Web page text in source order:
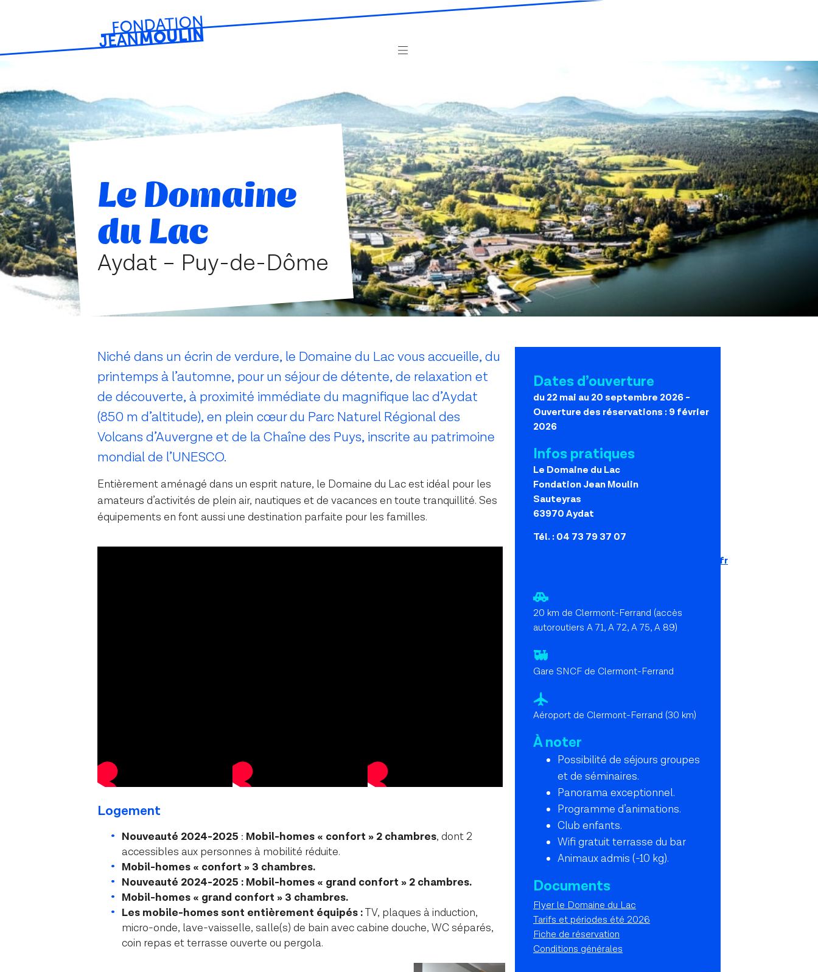
Le Domaine
du Lac
Aydat – Puy-de-Dôme
Niché dans un écrin de verdure, le Domaine du Lac vous accueille, du
printemps à l’automne, pour un séjour de détente, de relaxation et
de découverte, à proximité immédiate du magnifique lac d’Aydat
(850 m d’altitude), en plein cœur du Parc Naturel Régional des
Volcans d’Auvergne et de la Chaîne des Puys, inscrite au patrimoine
mondial de l’UNESCO.
Entièrement aménagé dans un esprit nature, le Domaine du Lac est idéal pour les
amateurs d’activités de plein air, nautiques et de vacances en toute tranquillité. Ses
équipements en font aussi une destination parfaite pour les familles.
Logement
Nouveauté 2024-2025 : Mobil-homes « confort » 2 chambres, dont 2
accessibles aux personnes à mobilité réduite.
Mobil-homes « confort » 3 chambres.
Nouveauté 2024-2025 : Mobil-homes « grand confort » 2 chambres.
Mobil-homes « grand confort » 3 chambres.
Les mobile-homes sont entièrement équipés :TV, plaques à induction,
micro-onde, lave-vaisselle, salle(s) de bain avec cabine douche, WC séparés,
coin repas et terrasse ouverte ou pergola.
Dates d’ouverture
du 22 mai au 20 septembre 2026 -
Ouverture des réservations : 9 février
2026
Infos pratiques
Le Domaine du Lac
Fondation Jean Moulin
Sauteyras
63970 Aydat
Tél. : 04 73 79 37 07
ledomainedulac@fondationjeanmoulin.fr
20 km de Clermont-Ferrand (accès
autoroutiers A 71, A 72, A 75, A 89)
Gare SNCF de Clermont-Ferrand
Aéroport de Clermont-Ferrand (30 km)
À noter
Possibilité de séjours groupes
et de séminaires.
Panorama exceptionnel.
Programme d’animations.
Club enfants.
Wifi gratuit terrasse du bar
Animaux admis (-10 kg).
Documents
Flyer le Domaine du Lac
Tarifs et périodes été 2026
Fiche de réservation
Conditions générales